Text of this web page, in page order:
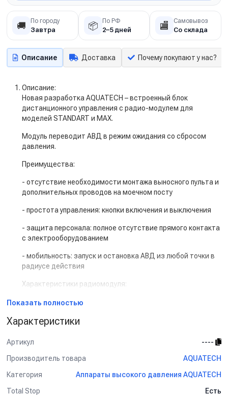
🚚 По городу
Завтра 📦 По РФ
2–5 дней 🏬 Самовывоз
Со склада
Описание Доставка Почему покупают у нас?
Описание:
Новая разработка AQUATECH – встроенный блок
дистанционного управления с радио-модулем для
моделей STANDART и MAX.
Модуль переводит АВД в режим ожидания со сбросом
давления.
Преимущества:
- отсутствие необходимости монтажа выносного пульта и
дополнительных проводов на моечном посту
- простота управления: кнопки включения и выключения
- защита персонала: полное отсутствие прямого контакта
с электрооборудованием
- мобильность: запуск и остановка АВД из любой точки в
радиусе действия
Характеристики радиомодуля:
- рабочая частота 433 мГц
- радиус действия 50 метров
Характеристики АВД:
Характеристики:
производительность 15л/мин
Показать полностью
Характеристики
Артикул
----
Производитель товара
AQUATECH
Категория
Аппараты высокого давления AQUATECH
Total Stop
Есть